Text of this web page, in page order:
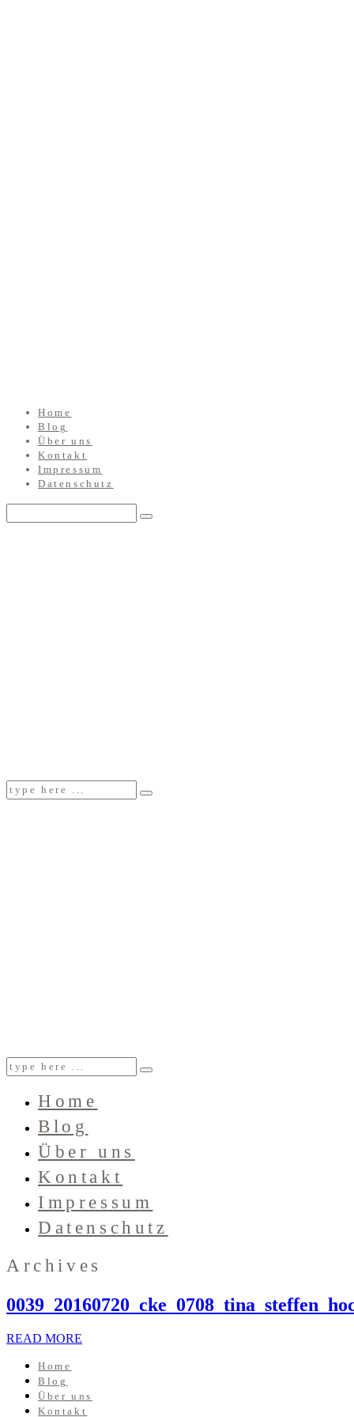
Home
Blog
Über uns
Kontakt
Impressum
Datenschutz
Home
Blog
Über uns
Kontakt
Impressum
Datenschutz
Archives
READ MORE
Home
Blog
Über uns
Kontakt